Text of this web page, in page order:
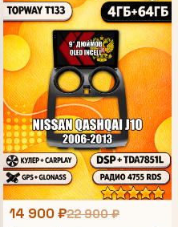
14 900 ₽22 900 ₽